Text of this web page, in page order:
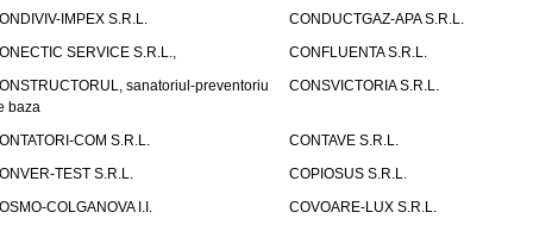
IMPEX S.R.L.
CONDUCTGAZ-APA S.R.L.
SERVICE S.R.L.,
CONFLUENTA S.R.L.
sanatoriul-preventoriu
baza
CONSVICTORIA S.R.L.
COM S.R.L.
CONTAVE S.R.L.
TEST S.R.L.
COPIOSUS S.R.L.
COLGANOVA I.I.
COVOARE-LUX S.R.L.